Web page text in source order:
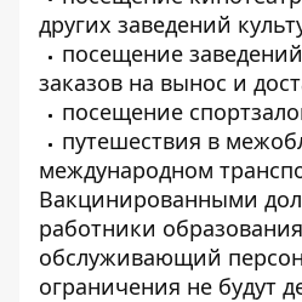
других заведений
посещение
заказов на вынос и
посещение
путешествия в
международном
Вакцинированными
работники
обслуживающий
ограничения не будут